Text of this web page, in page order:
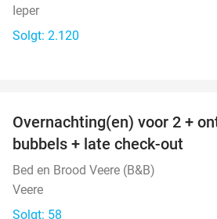
Ieper
Solgt: 2.120
Overnachting(en) voor 2 +
bubbels + late check-out
Bed en Brood Veere (B&B)
Veere
Solgt: 58